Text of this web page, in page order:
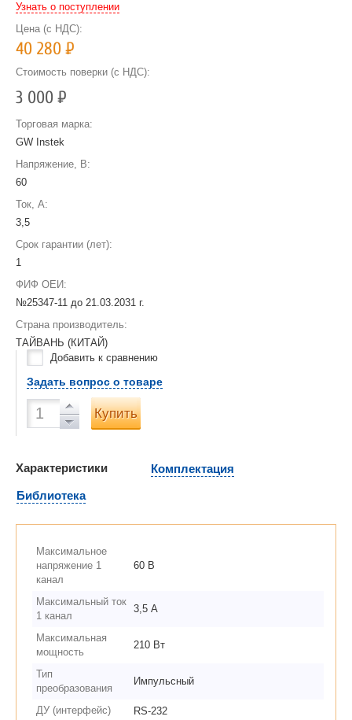
Узнать о поступлении
Цена (с НДС):
40 280Р
Стоимость поверки (с НДС):
3 000Р
Торговая марка:
GW Instek
Напряжение, В:
60
Ток, А:
3,5
Срок гарантии (лет):
1
ФИФ ОЕИ:
№25347-11 до 21.03.2031 г.
Страна производитель:
ТАЙВАНЬ (КИТАЙ)
Добавить к сравнению
Задать вопрос о товаре
Купить
Характеристики
Комплектация
Библиотека
Максимальное
напряжение 1
канал
60 В
Максимальный ток
1 канал
3,5 А
Максимальная
мощность
210 Вт
Тип
преобразования
Импульсный
ДУ (интерфейс)
RS-232